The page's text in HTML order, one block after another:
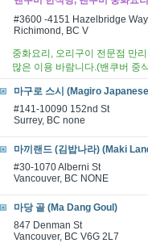
#3600 -4151 Hazelbridge Way
Richimond, BC V
중화요리, 오리구이 전문점 만
많은 이용 바람니다.(밴쿠버 중
마구로 스시 (Magiro
#141-10090 152nd St
Surrey, BC none
마끼랜드 (김밥나라) (Maki
#30-1070 Alberni St
Vancouver, BC NONE
마당 골 (Ma Dang Goul)
847 Denman St
Vancouver, BC V6G 2L7